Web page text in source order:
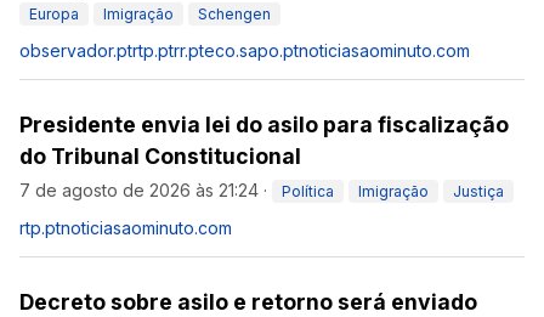
Europa Imigração Schengen
observador.ptrtp.ptrr.pteco.sapo.ptnoticiasaominuto.com
Presidente envia lei do asilo para fiscalização
do Tribunal Constitucional
7 de agosto de 2026 às 21:24 · Política Imigração Justiça
rtp.ptnoticiasaominuto.com
Decreto sobre asilo e retorno será enviado